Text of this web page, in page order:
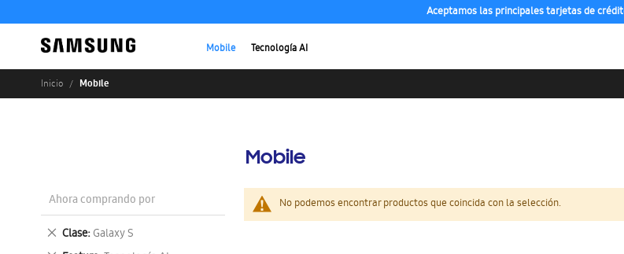
Aceptamos las principales tarjetas de
Mobile Tecnología AI
Inicio Mobile
Mobile
No podemos encontrar productos que coincida con la selección.
Ahora comprando por
Clase Galaxy S
Eliminar
este